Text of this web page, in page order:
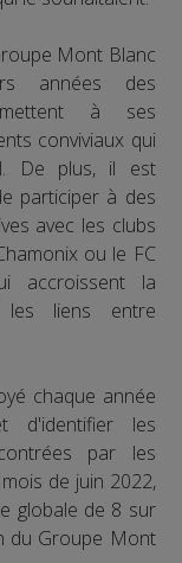
Mont Blanc
années des
à ses
conviviaux qui
De plus, il est
participer à des
avec les clubs
ou le FC
accroissent la
les liens entre
chaque année
d'identifier les
par les
de juin 2022,
globale de 8 sur
du Groupe Mont